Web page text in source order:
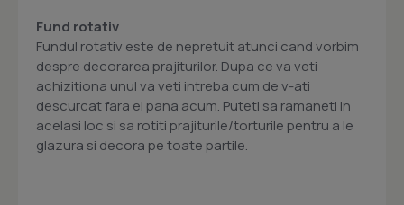
Fund rotativ
Fundul rotativ este de nepretuit atunci cand vorbim
despre decorarea prajiturilor. Dupa ce va veti
achizitiona unul va veti intreba cum de v-ati
descurcat fara el pana acum. Puteti sa ramaneti in
acelasi loc si sa rotiti prajiturile/torturile pentru a le
glazura si decora pe toate partile.